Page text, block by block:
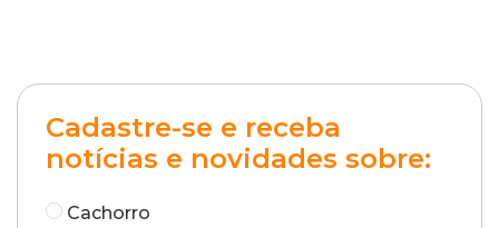
Cadastre-se e receba
notícias e novidades sobre:
Cachorro